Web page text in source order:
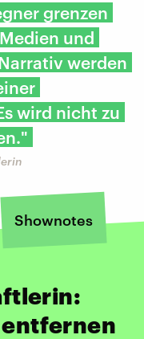
grenzen
und
werden
wird nicht zu
Shownotes